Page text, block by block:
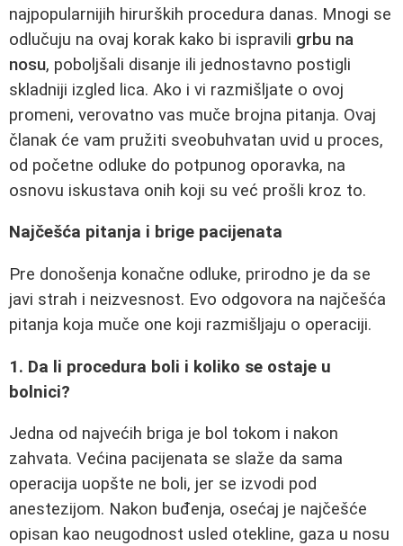
najpopularnijih hirurških procedura danas. Mnogi se
odlučuju na ovaj korak kako bi ispravili grbu na
nosu, poboljšali disanje ili jednostavno postigli
skladniji izgled lica. Ako i vi razmišljate o ovoj
promeni, verovatno vas muče brojna pitanja. Ovaj
članak će vam pružiti sveobuhvatan uvid u proces,
od početne odluke do potpunog oporavka, na
osnovu iskustava onih koji su već prošli kroz to.
Najčešća pitanja i brige pacijenata
Pre donošenja konačne odluke, prirodno je da se
javi strah i neizvesnost. Evo odgovora na najčešća
pitanja koja muče one koji razmišljaju o operaciji.
1. Da li procedura boli i koliko se ostaje u
bolnici?
Jedna od najvećih briga je bol tokom i nakon
zahvata. Većina pacijenata se slaže da sama
operacija uopšte ne boli, jer se izvodi pod
anestezijom. Nakon buđenja, osećaj je najčešće
opisan kao neugodnost usled otekline, gaza u nosu